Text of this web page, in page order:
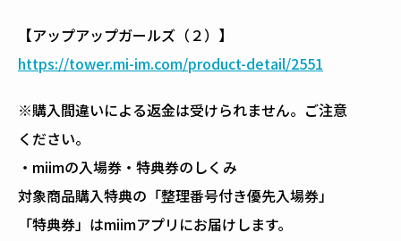
【アップアップガールズ（２）】
https://tower.mi-im.com/product-detail/2551
※購入間違いによる返金は受けられません。ご注意
ください。
・miimの入場券・特典券のしくみ
対象商品購入特典の「整理番号付き優先入場券」
「特典券」はmiimアプリにお届けします。